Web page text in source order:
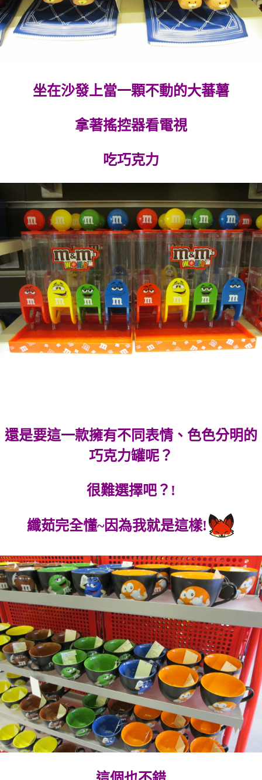
坐在沙發上當一顆不動的大蕃薯
拿著搖控器看電視
吃巧克力
還是要這一款擁有不同表情、色色分明的
巧克力罐呢？
很難選擇吧？!
纖茹完全懂~因為我就是這樣!